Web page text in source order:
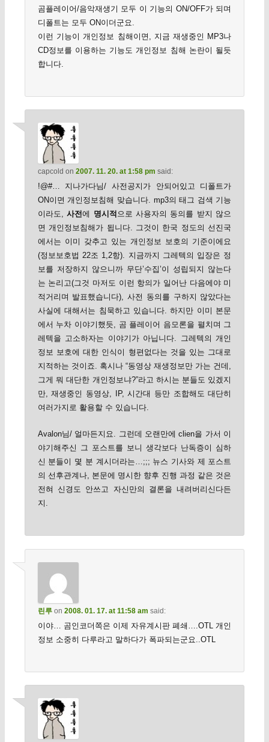
곰플레이어/음악재생기 모두 이 기능의 ON/OFF가 되며
디폴트는 모두 ON이더군요.
이런 기능이 개인정보 침해이면, 지금 재생중인 MP3나
CD정보를 이용하는 기능도 개인정보 침해 논란이 될듯
합니다.
capcold on 2007. 11. 20. at 1:58 pm said:
!@#… 지나가다님/ 사전공지가 안되어있고 디폴트가
ON이면 개인정보침해 맞습니다. mp3의 태그 검색 기능
이라도,사전에 명시적 으로 사용자의 동의를 받지 않으
면 개인정보침해가 됩니다. 그것이 한국 정도의 선진국
에서는 이미 갖추고 있는 개인정보 보호의 기준이에요
(정보보호법 22조 1,2항). 지금까지 그레텍의 입장은 정
보를 저장하지 않으니까 무단’수집’이 성립되지 않는다
는 논리고(그것 마저도 이런 항의가 일어난 다음에야 미
적거리며 발표했습니다), 사전 동의를 구하지 않았다는
사실에 대해서는 침묵하고 있습니다. 하지만 이미 본문
에서 누차 이야기했듯, 곰 플레이어 음모론을 펼치며 그
레텍을 고소하자는 이야기가 아닙니다. 그레텍의 개인
정보 보호에 대한 인식이 형편없다는 것을 있는 그대로
지적하는 것이죠. 혹시나 “동영상 재생정보만 가는 건데,
그게 뭐 대단한 개인정보냐?”라고 하시는 분들도 있겠지
만, 재생중인 동영상, IP, 시간대 등만 조합해도 대단히
여러가지로 활용할 수 있습니다.
Avalon님/ 얼마든지요. 그런데 오랜만에 clien을 가서 이
야기해주신 그 포스트를 보니 생각보다 난독증이 심하
신 분들이 몇 분 계시더라는…;;; 뉴스 기사와 제 포스트
의 선후관계나, 본문에 명시한 향후 진행 과정 같은 것은
전혀 신경도 안쓰고 자신만의 결론을 내려버리신다든
지.
린루on 2008. 01. 17. at 11:58 am said:
이야… 곰인코더쪽은 이제 자유계시판 폐쇄….OTL 개인
정보 소중히 다루라고 말하다가 폭파되는군요..OTL